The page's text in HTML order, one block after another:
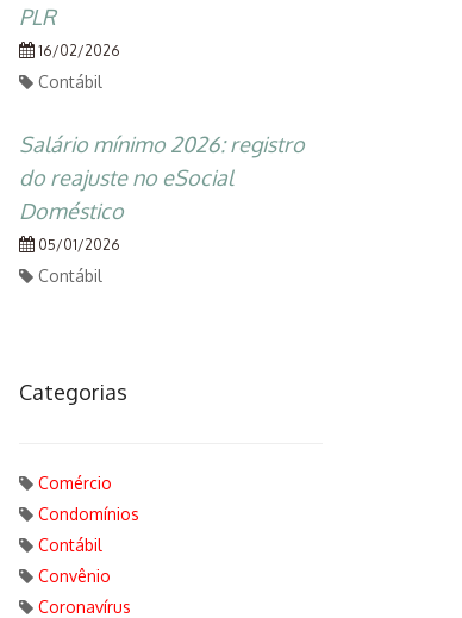
PLR
16/02/2026
Contábil
Salário mínimo 2026: registro
do reajuste no eSocial
Doméstico
05/01/2026
Contábil
Categorias
Comércio
Condomínios
Contábil
Convênio
Coronavírus